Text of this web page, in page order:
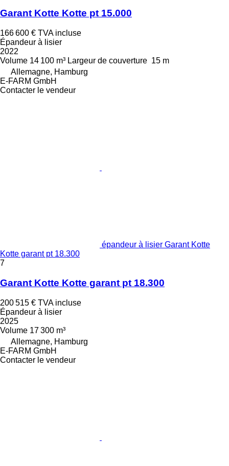
Garant Kotte Kotte pt 15.000
166 600 € TVA incluse
Épandeur à lisier
2022
Volume 14 100 m³ Largeur de couverture 15 m
Allemagne, Hamburg
E-FARM GmbH
Contacter le vendeur
épandeur à lisier Garant Kotte
Kotte garant pt 18.300
7
Garant Kotte Kotte garant pt 18.300
200 515 € TVA incluse
Épandeur à lisier
2025
Volume 17 300 m³
Allemagne, Hamburg
E-FARM GmbH
Contacter le vendeur